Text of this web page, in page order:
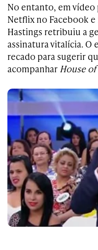
No entanto, em
Netflix no Facebook
Hastings retribuiu a
assinatura vitalícia.
recado para sugerir
acompanhar House of